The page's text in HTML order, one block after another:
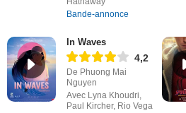
Bande-annonce
In Waves
4,2
De Phuong Mai
Nguyen
Avec Lyna Khoudri,
Paul Kircher, Rio Vega